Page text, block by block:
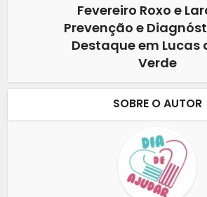
Fevereiro Roxo e
Prevenção e
Destaque em Lucas
Verde
SOBRE O AUTOR